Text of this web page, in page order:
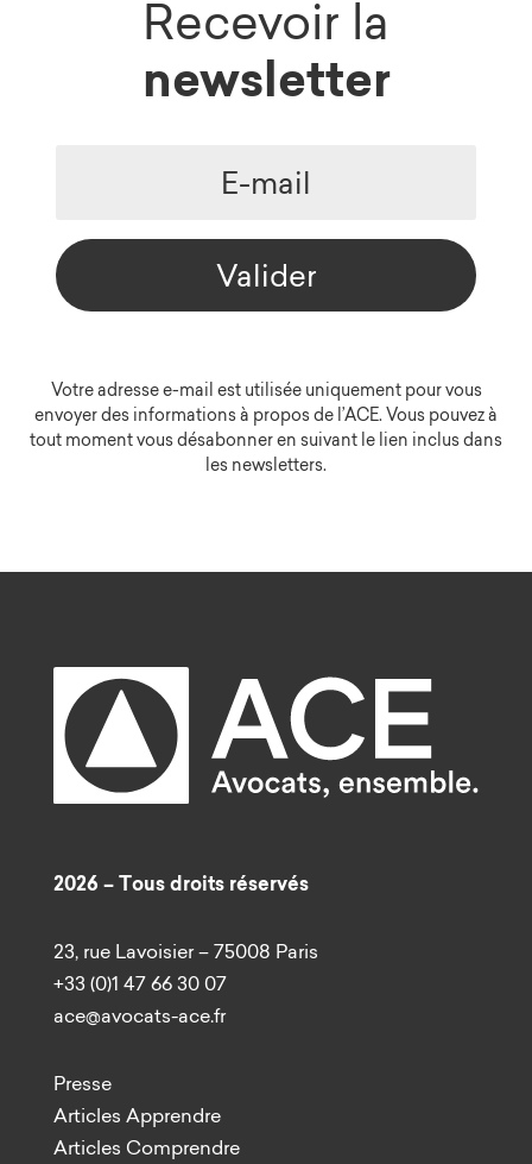
Recevoir la
newsletter
Valider
Votre adresse e-mail est utilisée uniquement pour vous
envoyer des informations à propos de l’ACE. Vous pouvez à
tout moment vous désabonner en suivant le lien inclus dans
les newsletters.
2026 – Tous droits réservés
23, rue Lavoisier – 75008 Paris
+33 (0)1 47 66 30 07
ace@avocats-ace.fr
Presse
Articles Apprendre
Articles Comprendre